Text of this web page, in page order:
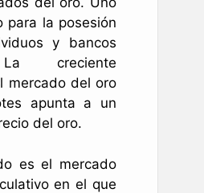
para la posesión
y bancos
creciente
mercado del oro
apunta a un
del oro.
es el mercado
en el que